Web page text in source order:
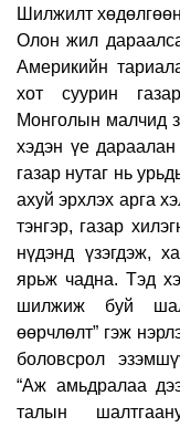
Шилжилт
Олон жил
Америкийн
хот суурин
Монголын малчид
хэдэн үе
газар нутаг нь
ахуй эрхлэх арга
тэнгэр, газар
нүдэнд үзэгдэж,
ярьж чадна. Тэд
шилжиж буй
өөрчлөлт” гэж
боловсрол
“Аж амьдралаа
талын